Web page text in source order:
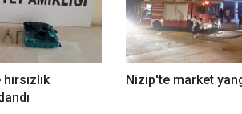
Nizip'te market